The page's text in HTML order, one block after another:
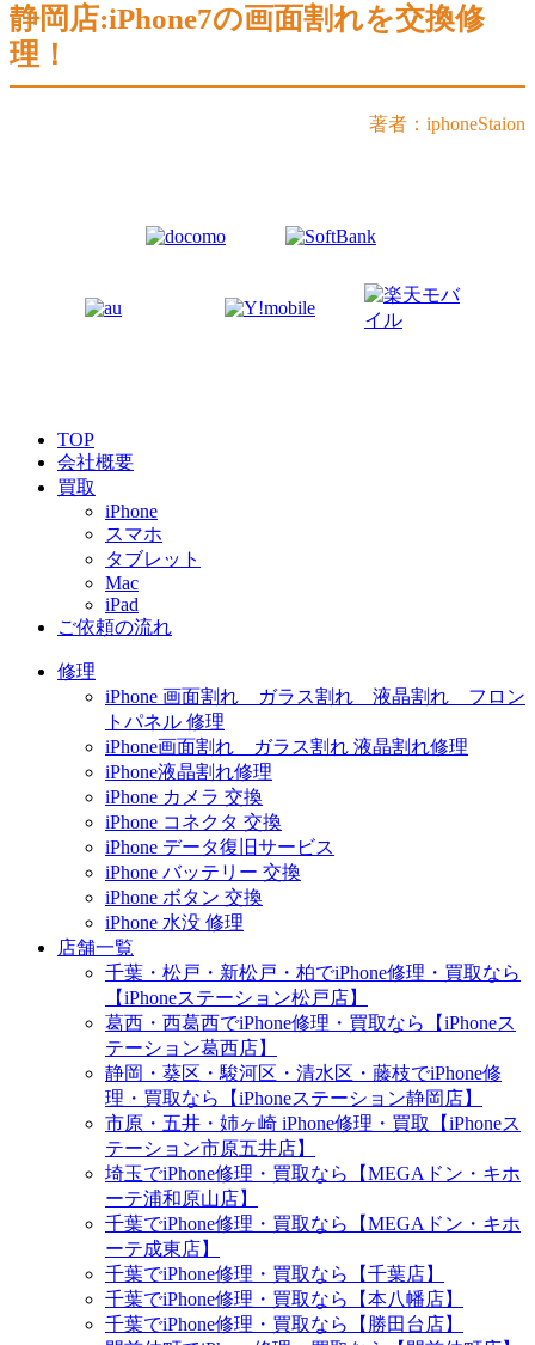
静岡店:iPhone7の画面割れを交換修
理！
著者：iphoneStaion
TOP
会社概要
買取
iPhone
スマホ
タブレット
Mac
iPad
ご依頼の流れ
修理
iPhone 画面割れ ガラス割れ 液晶割れ フロン
トパネル 修理
iPhone画面割れ ガラス割れ 液晶割れ修理
iPhone液晶割れ修理
iPhone カメラ 交換
iPhone コネクタ 交換
iPhone データ復旧サービス
iPhone バッテリー 交換
iPhone ボタン 交換
iPhone 水没 修理
店舗一覧
千葉・松戸・新松戸・柏でiPhone修理・買取なら
【iPhoneステーション松戸店】
葛西・西葛西でiPhone修理・買取なら【iPhoneス
テーション葛西店】
静岡・葵区・駿河区・清水区・藤枝でiPhone修
理・買取なら【iPhoneステーション静岡店】
市原・五井・姉ヶ崎 iPhone修理・買取【iPhoneス
テーション市原五井店】
埼玉でiPhone修理・買取なら【MEGAドン・キホ
ーテ浦和原山店】
千葉でiPhone修理・買取なら【MEGAドン・キホ
ーテ成東店】
千葉でiPhone修理・買取なら【千葉店】
千葉でiPhone修理・買取なら【本八幡店】
千葉でiPhone修理・買取なら【勝田台店】